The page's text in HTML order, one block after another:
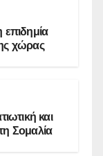
χώρας
και
Σομαλία